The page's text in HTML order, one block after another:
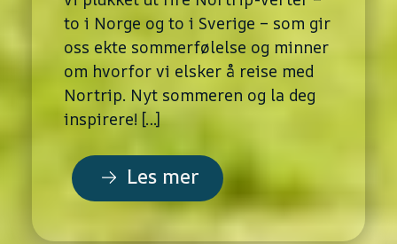
to i Norge og to i Sverige – som gir
oss ekte sommerfølelse og minner
om hvorfor vi elsker å reise med
Nortrip. Nyt sommeren og la deg
inspirere! […]
Les mer